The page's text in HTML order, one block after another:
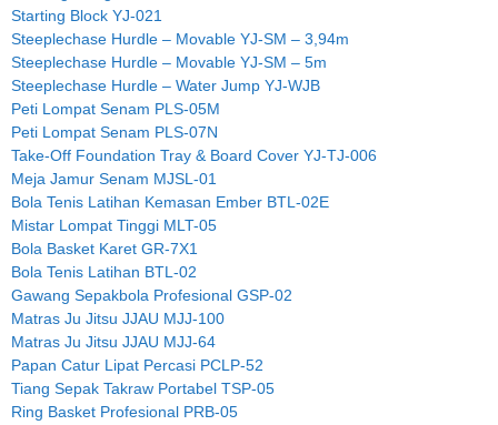
Starting Block YJ-021
Steeplechase Hurdle – Movable YJ-SM – 3,94m
Steeplechase Hurdle – Movable YJ-SM – 5m
Steeplechase Hurdle – Water Jump YJ-WJB
Peti Lompat Senam PLS-05M
Peti Lompat Senam PLS-07N
Take-Off Foundation Tray & Board Cover YJ-TJ-006
Meja Jamur Senam MJSL-01
Bola Tenis Latihan Kemasan Ember BTL-02E
Mistar Lompat Tinggi MLT-05
Bola Basket Karet GR-7X1
Bola Tenis Latihan BTL-02
Gawang Sepakbola Profesional GSP-02
Matras Ju Jitsu JJAU MJJ-100
Matras Ju Jitsu JJAU MJJ-64
Papan Catur Lipat Percasi PCLP-52
Tiang Sepak Takraw Portabel TSP-05
Ring Basket Profesional PRB-05